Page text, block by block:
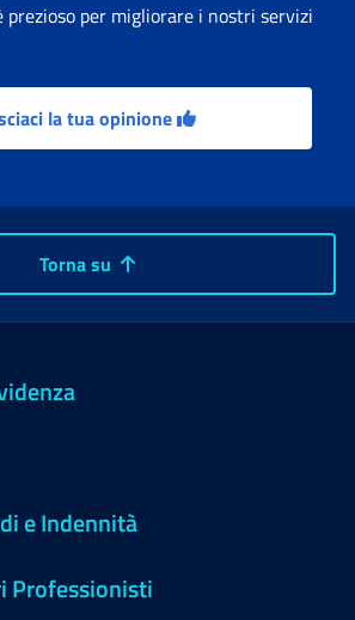
per migliorare i nostri servizi
la tua opinione
Torna su
e Indennità
Professionisti